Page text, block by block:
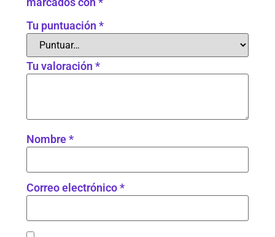
Tu puntuación*
Tu valoración*
Nombre*
Correo electrónico*